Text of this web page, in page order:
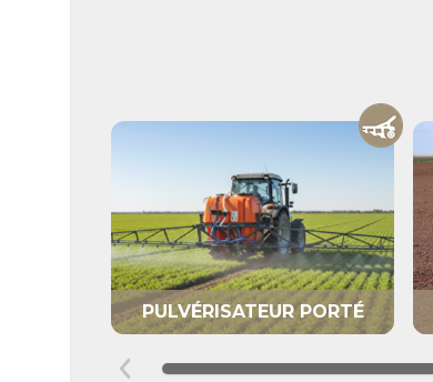
PULVÉRISATEUR PORTÉ